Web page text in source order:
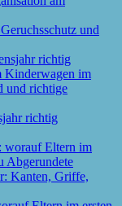
und
richtig